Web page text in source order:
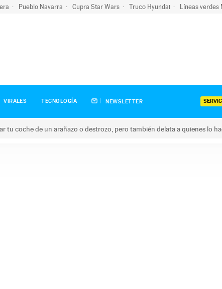
Pueblo Navarra Cupra Star Wars Truco Hyundai Líneas verdes
VIRALES TECNOLOGÍA NEWSLETTER
tu coche de un arañazo o destrozo, pero también delata a quienes lo